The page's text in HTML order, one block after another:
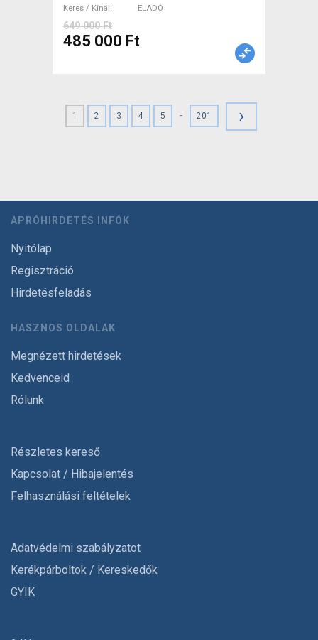
Keres / Kínál
ELADÓ
649 000 Ft
485 000 Ft
1 2 3 4 5 - 201 ›
APRÓHIRDETÉS INFÓK
Nyitólap
Regisztráció
Hirdetésfeladás
HASZNOS OLDALAK
Megnézett hirdetések
Kedvenceid
Rólunk
Részletes kereső
Kapcsolat / Hibajelentés
Felhasználási feltételek
Adatvédelmi szabályzatot
Kerékpárboltok / Kereskedők
GYIK